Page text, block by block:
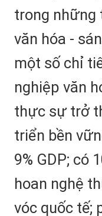
trong những
văn hóa -
một số chỉ
nghiệp văn
thực sự trở
triển bền
9% GDP; có
hoan nghệ
vóc quốc tế;